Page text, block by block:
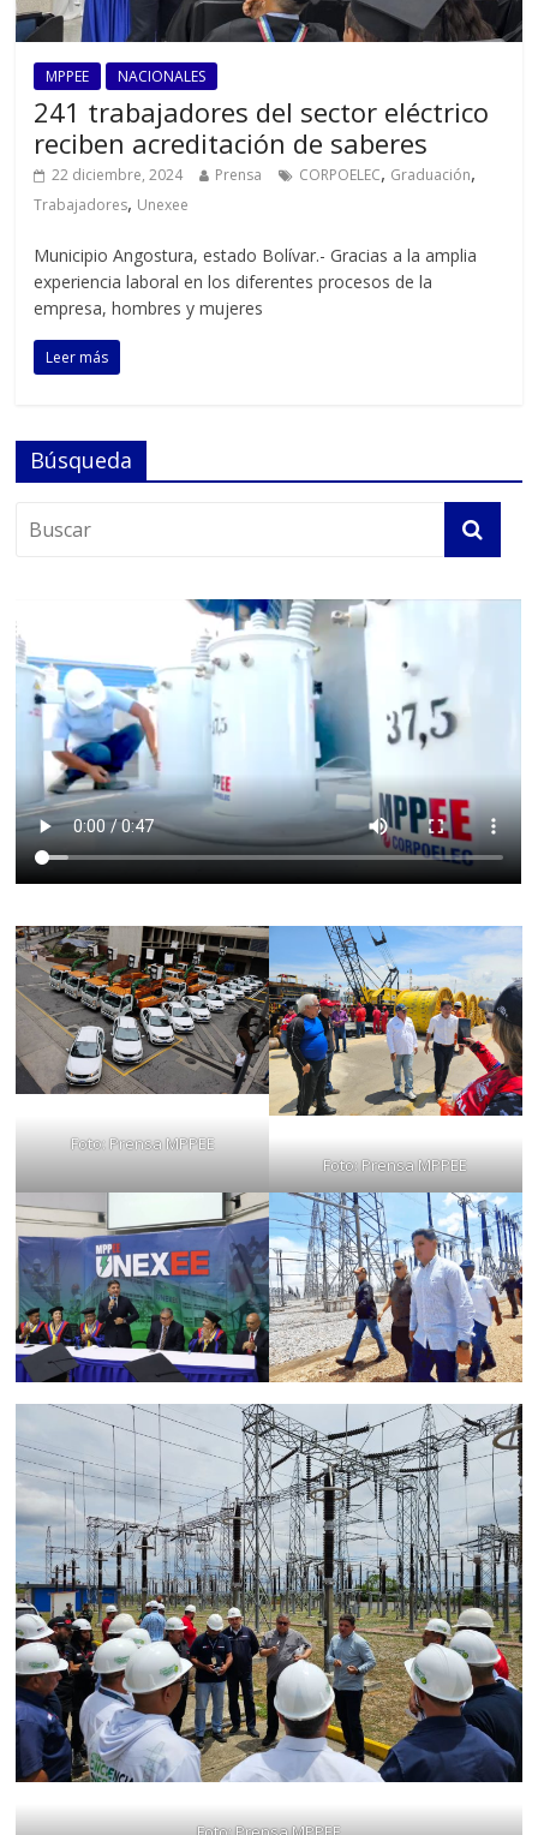
MPPEE NACIONALES
241 trabajadores del sector eléctrico
reciben acreditación de saberes
22 diciembre, 2024 Prensa CORPOELEC, Graduación,
Trabajadores, Unexee
Municipio Angostura, estado Bolívar.- Gracias a la amplia
experiencia laboral en los diferentes procesos de la
empresa, hombres y mujeres
Leer más
Búsqueda
Foto: Prensa MPPEE
Foto: Prensa MPPEE